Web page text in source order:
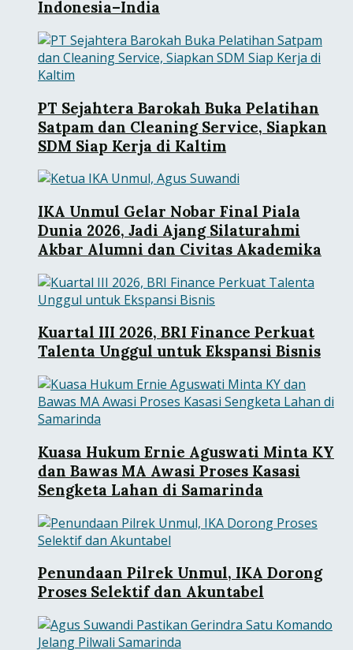
Indonesia–India
PT Sejahtera Barokah Buka Pelatihan
Satpam dan Cleaning Service, Siapkan
SDM Siap Kerja di Kaltim
IKA Unmul Gelar Nobar Final Piala
Dunia 2026, Jadi Ajang Silaturahmi
Akbar Alumni dan Civitas Akademika
Kuartal III 2026, BRI Finance Perkuat
Talenta Unggul untuk Ekspansi Bisnis
Kuasa Hukum Ernie Aguswati Minta KY
dan Bawas MA Awasi Proses Kasasi
Sengketa Lahan di Samarinda
Penundaan Pilrek Unmul, IKA Dorong
Proses Selektif dan Akuntabel